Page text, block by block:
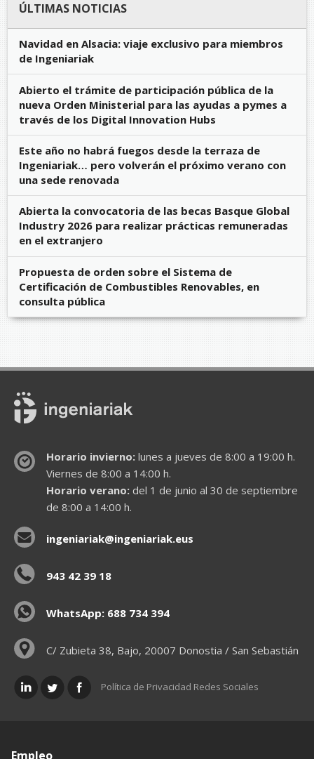
ÚLTIMAS NOTICIAS
Navidad en Alsacia: viaje exclusivo para miembros
de Ingeniariak
Abierto el trámite de participación pública de la
nueva Orden Ministerial para las ayudas a pymes a
través de los Digital Innovation Hubs
Este año no habrá fuegos desde la terraza de
Ingeniariak… pero volverán el próximo verano con
una sede renovada
Abierta la convocatoria de las becas Basque Global
Industry 2026 para realizar prácticas remuneradas
en el extranjero
Propuesta de orden sobre el Sistema de
Certificación de Combustibles Renovables, en
consulta pública
Horario invierno:lunes a jueves de 8:00 a 19:00 h.
Viernes de 8:00 a 14:00 h.
Horario verano:del 1 de junio al 30 de septiembre
de 8:00 a 14:00 h.
ingeniariak@ingeniariak.eus
943 42 39 18
WhatsApp: 688 734 394
C/ Zubieta 38, Bajo, 20007 Donostia / San Sebastián
Política de Privacidad Redes Sociales
Empleo